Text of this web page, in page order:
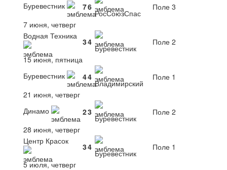
Буревестник
76
РосСоюзСпас
Поле 3
7 июня, четверг
Водная Техника
34
Буревестник
Поле 2
15 июня, пятница
Буревестник
44
Владимирский
Поле 1
21 июня, четверг
Динамо
23
Буревестник
Поле 2
28 июня, четверг
Центр Красок
34
Буревестник
Поле 1
5 июля, четверг